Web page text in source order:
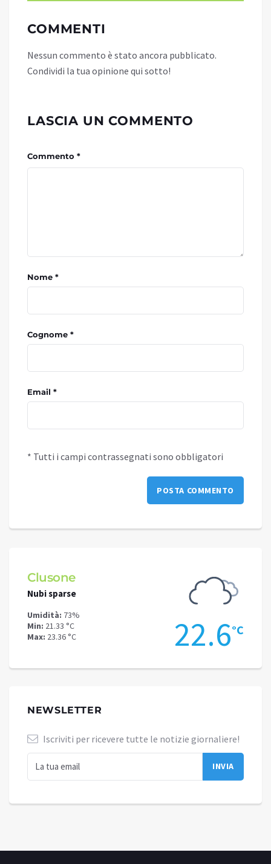
COMMENTI
Nessun commento è stato ancora pubblicato.
Condividi la tua opinione qui sotto!
LASCIA UN COMMENTO
Commento *
Nome *
Cognome *
Email *
* Tutti i campi contrassegnati sono obbligatori
Clusone
Nubi sparse
Umidità: 73%
Min: 21.33 °C
Max: 23.36 °C 22.6°C
NEWSLETTER
Iscriviti per ricevere tutte le notizie giornaliere!